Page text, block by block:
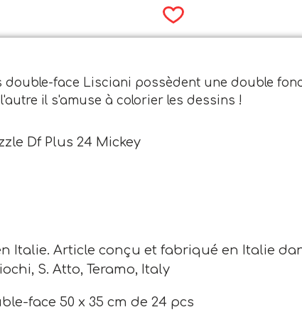
double-face Lisciani possèdent une double
il s'amuse à colorier les dessins !
Df Plus 24 Mickey
Italie. Article conçu et fabriqué en Italie
S. Atto, Teramo, Italy
face 50 x 35 cm de 24 pcs